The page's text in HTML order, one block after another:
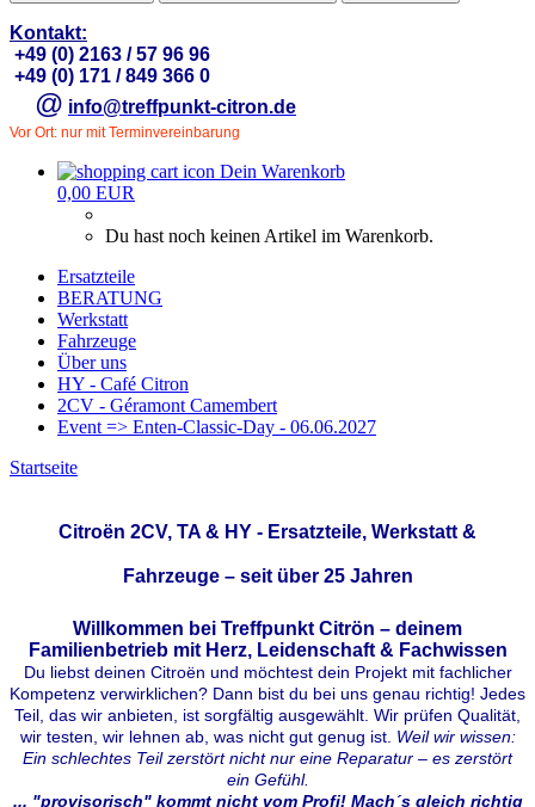
Kontakt:
+49 (0) 2163 / 57 96 96
+49 (0) 171 / 849 366 0
@ info@treffpunkt-citron.de
Vor Ort: nur mit Terminvereinbarung
Dein Warenkorb
0,00 EUR
Du hast noch keinen Artikel im Warenkorb.
Ersatzteile
BERATUNG
Werkstatt
Fahrzeuge
Über uns
HY - Café Citron
2CV - Géramont Camembert
Event => Enten-Classic-Day - 06.06.2027
Startseite
Citroën 2CV, TA & HY - Ersatzteile, Werkstatt &
Fahrzeuge – seit über 25 Jahren
Willkommen bei Treffpunkt Citrön – deinem
Familienbetrieb mit Herz, Leidenschaft & Fachwissen
Du liebst deinen Citroën und möchtest dein Projekt mit fachlicher
Kompetenz verwirklichen? Dann bist du bei uns genau richtig! Jedes
Teil, das wir anbieten, ist sorgfältig ausgewählt. Wir prüfen Qualität,
wir testen, wir lehnen ab, was nicht gut genug ist. Weil wir wissen:
Ein schlechtes Teil zerstört nicht nur eine Reparatur – es zerstört
ein Gefühl.
... "provisorisch" kommt nicht vom Profi! Mach´s gleich richtig